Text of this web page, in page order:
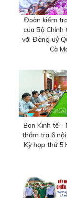
Đoàn kiểm
của Bộ Chính
với Đảng uỷ
Cà
Ban Kinh tế -
thẩm tra 6
Kỳ họp thứ 5